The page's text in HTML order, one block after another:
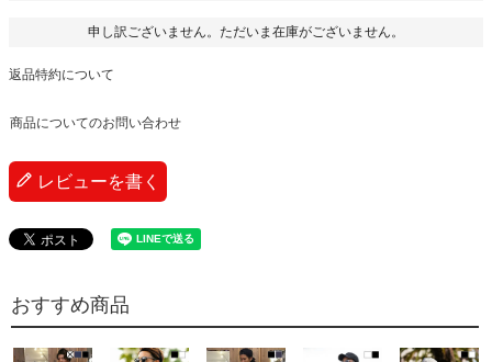
申し訳ございません。ただいま在庫がございません。
返品特約について
商品についてのお問い合わせ
レビューを書く
おすすめ商品